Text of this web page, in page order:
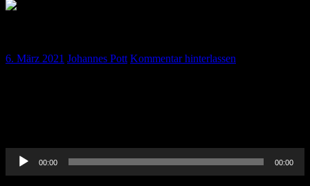
6. März 2021 Johannes Pott Kommentar hinterlassen
Audio-
Player
00:00 00:00